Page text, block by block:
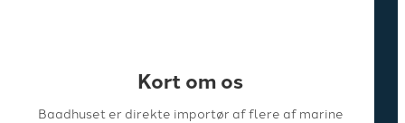
Kort om os
Baadhuset er direkte importør af flere af marine